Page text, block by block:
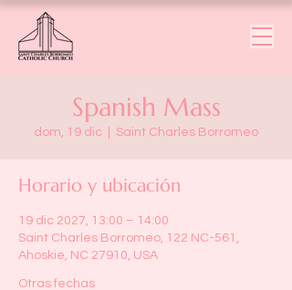
Spanish Mass
dom, 19 dic Saint Charles Borromeo
Horario y ubicación
19 dic 2027, 13:00 – 14:00
Saint Charles Borromeo, 122 NC-561,
Ahoskie, NC 27910, USA
Otras fechas